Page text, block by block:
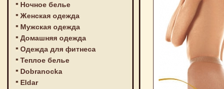
Ночное белье
Женская одежда
Мужская одежда
Домашняя одежда
Одежда для фитнеса
Теплое белье
Dobranocka
Eldar